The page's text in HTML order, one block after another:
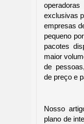
exclusivas
empresas
pequeno
pacotes
maior
de
de preço e
Nosso
plano de